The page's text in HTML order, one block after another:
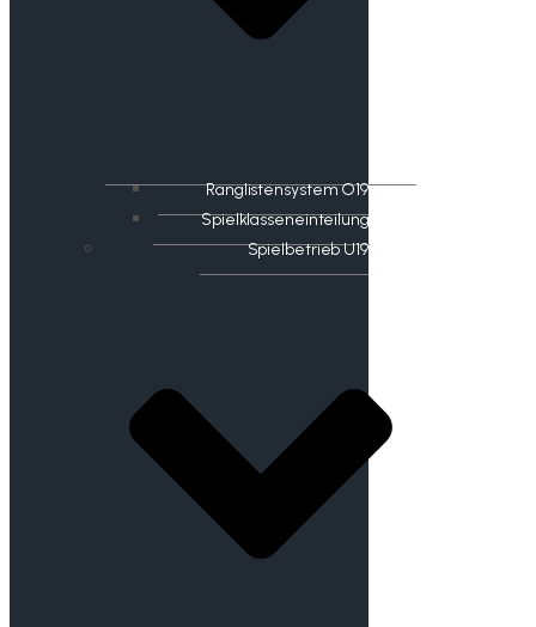
Ranglistensystem O19
Spielklasseneinteilung
Spielbetrieb U19